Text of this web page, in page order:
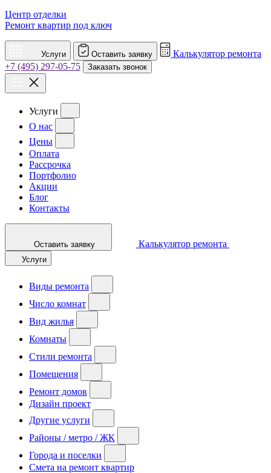
Центр отделки
Ремонт квартир под ключ
Услуги Оставить заявку
Калькулятор ремонта
+7 (495) 297-05-75
Заказать звонок
Услуги
О нас
Цены
Оплата
Рассрочка
Портфолио
Акции
Блог
Контакты
Оставить заявку Калькулятор ремонта
Услуги
Виды ремонта
Число комнат
Вид жилья
Комнаты
Стили ремонта
Помещения
Ремонт домов
Дизайн проект
Другие услуги
Районы / метро / ЖК
Города и поселки
Смета на ремонт квартир